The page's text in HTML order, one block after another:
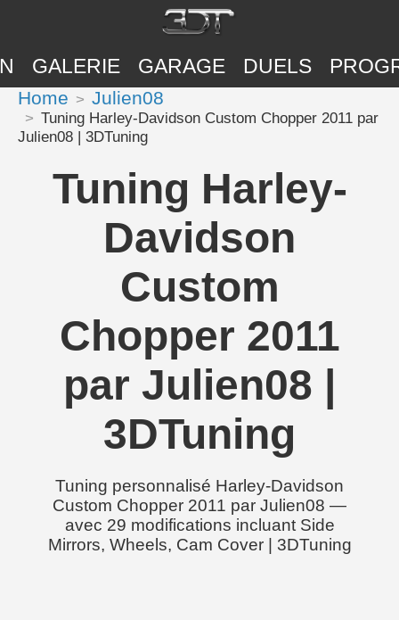
GALERIE GARAGE DUELS
Home Julien08
Tuning Harley-Davidson Custom Chopper 2011 par
Julien08 | 3DTuning
Tuning Harley-
Davidson
Custom
Chopper 2011
par Julien08 |
3DTuning
Tuning personnalisé Harley-Davidson
Custom Chopper 2011 par Julien08 —
avec 29 modifications incluant Side
Mirrors, Wheels, Cam Cover | 3DTuning